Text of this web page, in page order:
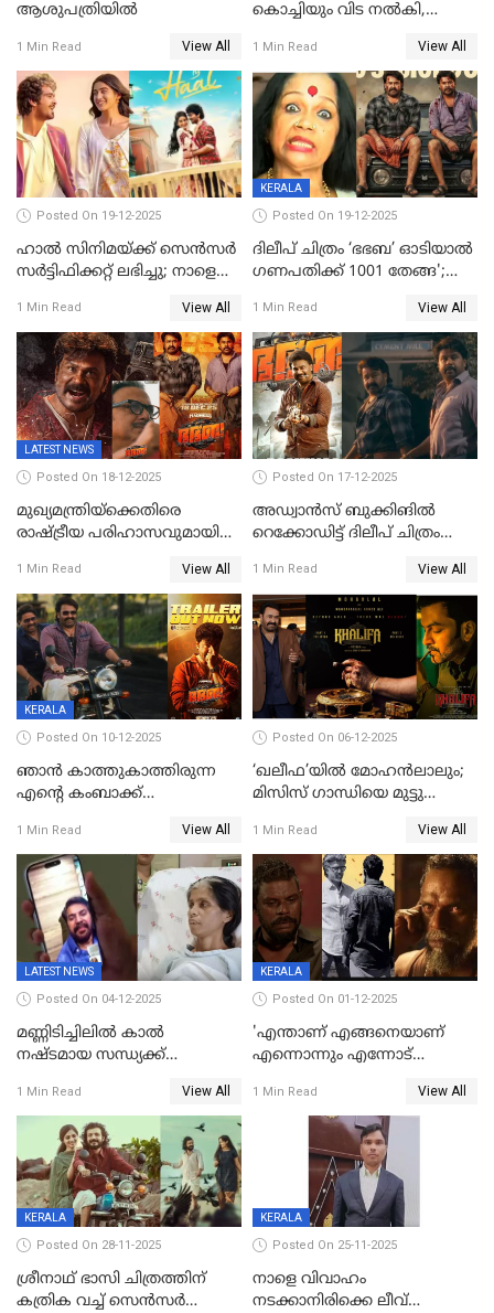
ആശുപത്രിയിൽ
1 Min Read View All
കൊച്ചിയും വിട നൽകി,
സംസ്കാരം നാളെ
1 Min Read View All
Posted On 19-12-2025
ഹാല്‍ സിനിമയ്ക്ക് സെന്‍സര്‍
സര്‍ട്ടിഫിക്കറ്റ് ലഭിച്ചു; നാളെ
1 Min Read View All
KERALA
Posted On 19-12-2025
ദിലീപ് ചിത്രം ‘ഭഭബ’ ഓടിയാൽ
ഗണപതിക്ക് 1001 തേങ്ങ';
1 Min Read View All
LATEST NEWS
Posted On 18-12-2025
മുഖ്യമന്ത്രിയ്ക്കെതിരെ
രാഷ്ട്രീയ പരിഹാസവുമായി
1 Min Read View All
Posted On 17-12-2025
അഡ്വാൻസ് ബുക്കിങിൽ
റെക്കോഡിട്ട് ദിലീപ് ചിത്രം
റെക്കോർഡ് വിൽപ്പന;
മണിക്കൂറില്‍ വിറ്റത്
1000ത്തിന് മുകളിൽ ടിക്കറ്റ്
1 Min Read View All
KERALA
Posted On 10-12-2025
ഞാന്‍ കാത്തുകാത്തിരുന്ന
എന്റെ കംബാക്ക്
പുറത്ത്
1 Min Read View All
Posted On 06-12-2025
‘ഖലീഫ’യിൽ മോഹൻലാലും;
മിസിസ് ഗാന്ധിയെ മുട്ടു
അഹമ്മദ് അലിയായെത്തും
1 Min Read View All
LATEST NEWS
Posted On 04-12-2025
മണ്ണിടിച്ചിലിൽ കാല്‍
നഷ്ടമായ സന്ധ്യക്ക്
വീഡിയോകോൾ;
കൃത്രിമക്കാല്‍ നല്‍കാമെന്ന്
താരം, വീട്
നിര്‍മിക്കുന്നതിനുള്ള
ഇടപെടലും നടത്തും
1 Min Read View All
KERALA
Posted On 01-12-2025
'എന്താണ് എങ്ങനെയാണ്
എന്നൊന്നും എന്നോട്
താനുമുണ്ടെന്ന് വിനായകൻ
1 Min Read View All
KERALA
Posted On 28-11-2025
ശ്രീനാഥ് ഭാസി ചിത്രത്തിന്
കത്രിക വച്ച് സെൻസർ
KERALA
Posted On 25-11-2025
നാളെ വിവാഹം
നടക്കാനിരിക്കെ ലീവ്